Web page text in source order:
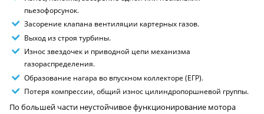
пьезофорсунок.
Засорение клапана вентиляции картерных газов.
Выход из строя турбины.
Износ звездочек и приводной цепи механизма
газораспределения.
Образование нагара во впускном коллекторе (ЕГР).
Потеря компрессии, общий износ цилиндропоршневой группы.
По большей части неустойчивое функционирование мотора